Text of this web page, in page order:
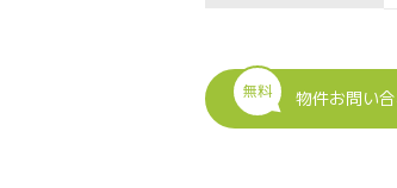
無料 物件お問い